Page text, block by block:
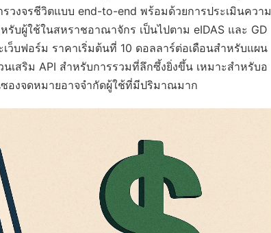
วงจรชีวิตแบบ end-to-end พร้อมด้วยการประเมินความ
บผู้ใช้ในสหราชอาณาจักร เป็นไปตาม eIDAS และ GD
บฟอร์ม ราคาเริ่มต้นที่ 10 ดอลลาร์ต่อเดือนสำหรับแผน
สริม API สำหรับการรวมที่ลึกซึ้งยิ่งขึ้น เหมาะสำหรับอ
องจดหมายอาจจำกัดผู้ใช้ที่มีปริมาณมาก